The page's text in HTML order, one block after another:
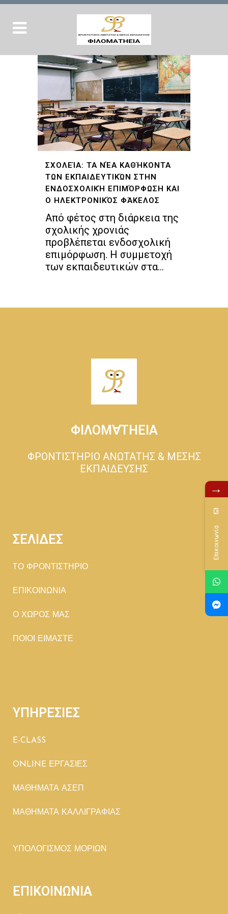
ΣΧΟΛΕΊΑ: ΤΑ ΝΈΑ ΚΑΘΉΚΟΝΤΑ
ΤΩΝ ΕΚΠΑΙΔΕΥΤΙΚΏΝ ΣΤΗΝ
ΕΝΔΟΣΧΟΛΙΚΉ ΕΠΙΜΌΡΦΩΣΗ ΚΑΙ
Ο ΗΛΕΚΤΡΟΝΙΚΌΣ ΦΆΚΕΛΟΣ
Από φέτος στη διάρκεια της
σχολικής χρονιάς
προβλέπεται ενδοσχολική
επιμόρφωση. Η συμμετοχή
των εκπαιδευτικών στα...
ΦΙΛΟΜ∀ΤΗΕΙΑ
ΦΡΟΝΤΙΣΤΗΡΙΟ ΑΝΩΤΑΤΗΣ & ΜΕΣΗΣ
ΕΚΠΑΙΔΕΥΣΗΣ
ΣΕΛΙΔΕΣ
TΟ ΦΡΟΝΤΙΣΤΗΡΙΟ
ΕΠΙΚΟΙΝΩΝΙΑ
Ο ΧΩΡΟΣ ΜΑΣ
ΠΟΙΟΙ ΕΙΜΑΣΤΕ
ΥΠΗΡΕΣΙΕΣ
E-CLASS
ONLINE ΕΡΓΑΣΙΕΣ
ΜΑΘΗΜΑΤΑ ΑΣΕΠ
ΜΑΘΗΜΑΤΑ ΚΑΛΛΙΓΡΑΦΙΑΣ
ΥΠΟΛΟΓΙΣΜΟΣ ΜΟΡΙΩΝ
ΕΠΙΚΟΙΝΩΝΙΑ
→
Επικοινωνία